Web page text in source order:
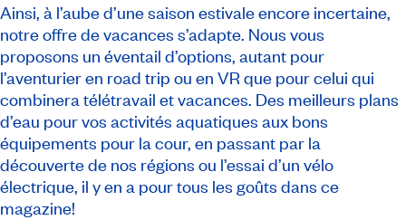
Ainsi, à l’aube d’une saison estivale encore incertaine,
notre offre de vacances s’adapte. Nous vous
proposons un éventail d’options, autant pour
l’aventurier en road trip ou en VR que pour celui qui
combinera télétravail et vacances. Des meilleurs plans
d’eau pour vos activités aquatiques aux bons
équipements pour la cour, en passant par la
découverte de nos régions ou l’essai d’un vélo
électrique, il y en a pour tous les goûts dans ce
magazine!